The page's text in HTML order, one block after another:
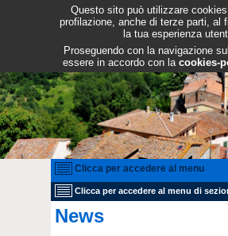
Questo sito può utilizzare
profilazione, anche di terze parti, al
la tua esperienza
Proseguendo con la navigazione
essere in accordo con la cookies-
Clicca per accedere al menu
Clicca per accedere al menu di
News